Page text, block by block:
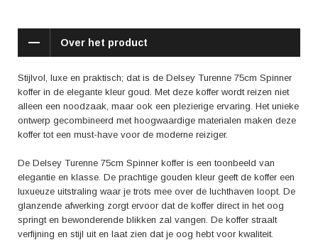
hebt, met de Delsey Turenne 75cm Spinner koffer reis je in stijl en
comfort. Laat jezelf zien met deze prachtige gouden koffer en geniet van
het gemak en de luxe die hij met zich meebrengt. Met de Delsey Turenne
75cm Spinner koffer ga je altijd en overal met een gevoel van luxe en
elegantie op reis.
Over het product
Stijlvol, luxe en praktisch; dat is de Delsey Turenne 75cm Spinner
koffer in de elegante kleur goud. Met deze koffer wordt reizen niet
alleen een noodzaak, maar ook een plezierige ervaring. Het unieke
ontwerp gecombineerd met hoogwaardige materialen maken deze
koffer tot een must-have voor de moderne reiziger.
De Delsey Turenne 75cm Spinner koffer is een toonbeeld van
elegantie en klasse. De prachtige gouden kleur geeft de koffer een
luxueuze uitstraling waar je trots mee over de luchthaven loopt. De
glanzende afwerking zorgt ervoor dat de koffer direct in het oog
springt en bewonderende blikken zal vangen. De koffer straalt
verfijning en stijl uit en laat zien dat je oog hebt voor kwaliteit.